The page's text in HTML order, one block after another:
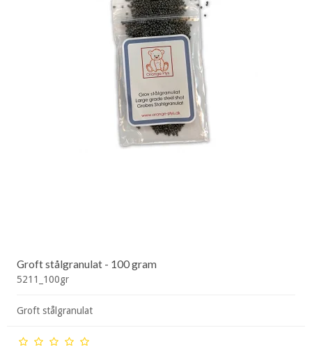
Groft stålgranulat - 100 gram
5211_100gr
Groft stålgranulat